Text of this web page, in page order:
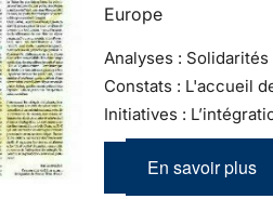
Europe
Analyses :
Constats : L'accueil
Initiatives :
En savoir plus